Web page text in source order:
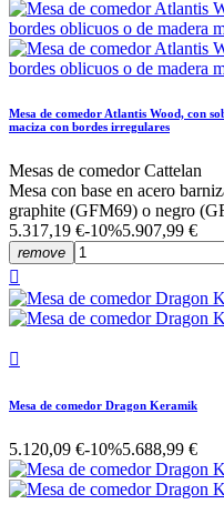
Mesa de comedor Atlantis Wood, con
maciza con bordes irregulares
Mesas de comedor Cattelan
Mesa con base en acero
graphite (GFM69) o negro
5.317,19 €-10%5.907,99 €
remove


Mesa de comedor Dragon Keramik
5.120,09 €-10%5.688,99 €